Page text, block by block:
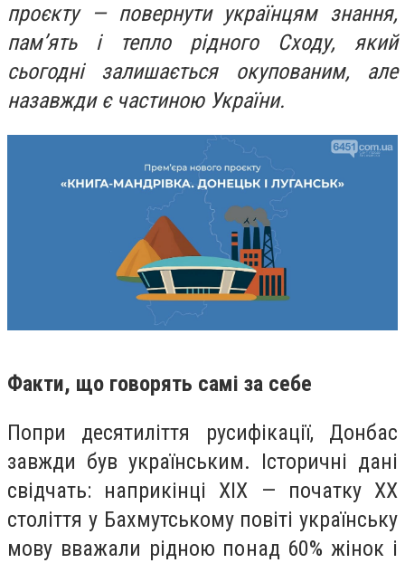
проєкту — повернути українцям знання,
пам’ять і тепло рідного Сходу, який
сьогодні залишається окупованим, але
назавжди є частиною України.
Факти, що говорять самі за себе
Попри десятиліття русифікації, Донбас
завжди був українським. Історичні дані
свідчать: наприкінці ХІХ — початку ХХ
століття у Бахмутському повіті українську
мову вважали рідною понад 60% жінок і